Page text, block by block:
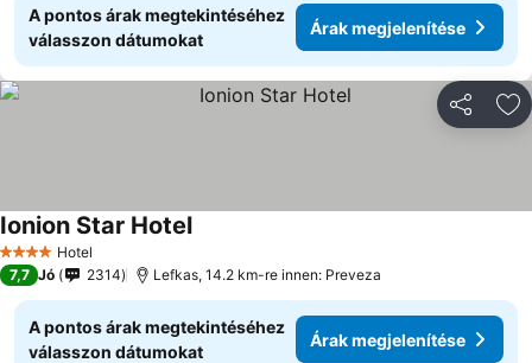
A pontos árak megtekintéséhez
válasszon dátumokat
Árak megjelenítése
4 KategóriaHotel
Ionion Star Hotel
7,7 Jó 2314 Lefkas, 14.2 km-re innen: Preveza
A pontos árak megtekintéséhez
válasszon dátumokat
Árak megjelenítése